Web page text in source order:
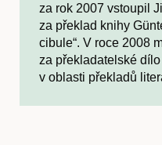
za rok 2007 vstoupil
za překlad knihy
cibule“. V roce 2008
za překladatelské
v oblasti překladů